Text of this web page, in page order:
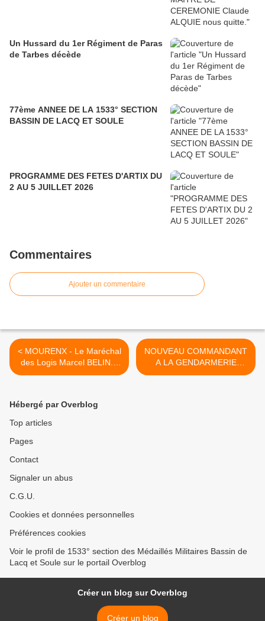
Un Hussard du 1er Régiment de Paras
de Tarbes décède
77ème ANNEE DE LA 1533° SECTION
BASSIN DE LACQ ET SOULE
PROGRAMME DES FETES D'ARTIX DU
2 AU 5 JUILLET 2026
Commentaires
Ajouter un commentaire
< MOURENX - Le Maréchal
des Logis Marcel BELIN...
Un ancien combattant du
NOUVEAU COMMANDANT
A LA GENDARMERIE
D'ORTHEZ... LE
Hébergé par Overblog
Top articles
Pages
Contact
Signaler un abus
C.G.U.
Cookies et données personnelles
Préférences cookies
Voir le profil de 1533° section des Médaillés Militaires Bassin de
Lacq et Soule sur le portail Overblog
Créer un blog sur Overblog
Créer un blog